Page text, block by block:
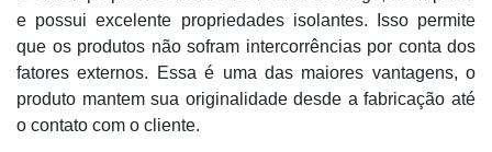
e possui excelente propriedades isolantes. Isso permite
que os produtos não sofram intercorrências por conta dos
fatores externos. Essa é uma das maiores vantagens, o
produto mantem sua originalidade desde a fabricação até
o contato com o cliente.